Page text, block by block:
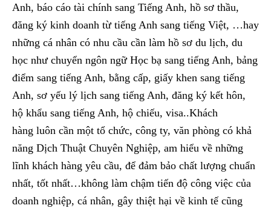
Anh, báo cáo tài chính sang Tiếng Anh, hồ sơ thầu,
đăng ký kinh doanh từ tiếng Anh sang tiếng Việt, …hay
những cá nhân có nhu cầu cần làm hồ sơ du lịch, du
học như chuyển ngôn ngữ Học bạ sang tiếng Anh, bảng
điểm sang tiếng Anh, bằng cấp, giấy khen sang tiếng
Anh, sơ yếu lý lịch sang tiếng Anh, đăng ký kết hôn,
hộ khẩu sang tiếng Anh, hộ chiếu, visa..Khách
hàng luôn cần một tổ chức, công ty, văn phòng có khả
năng Dịch Thuật Chuyên Nghiệp, am hiểu về những
lĩnh khách hàng yêu cầu, để đảm bảo chất lượng chuẩn
nhất, tốt nhất…không làm chậm tiến độ công việc của
doanh nghiệp, cá nhân, gây thiệt hại về kinh tế cũng